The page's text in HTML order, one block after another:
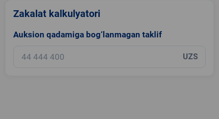
Zakalat kalkulyatori
Auksion qadamiga bog‘lanmagan taklif
UZS